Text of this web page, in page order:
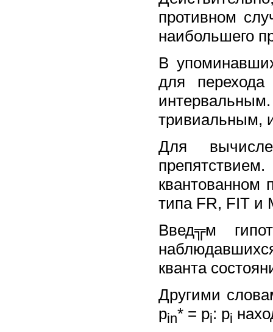
противном
наибольшего
В
для
тривиальным,
Для
квантованном
типа FR, FIT и
Введ╦м
кванта
Другими
pin* = pi: pi